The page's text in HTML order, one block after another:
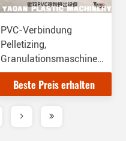
PVC-Verbindung
Pelletizing,
Granulationsmaschine
Polyvinylfluorid Verbund
Granulationsmaschine
Beste Preis erhalten